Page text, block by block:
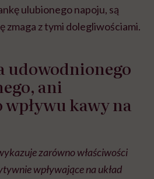
ulubionego napoju, są
zmaga z tymi dolegliwościami.
udowodnionego
ani
kawy na
zarówno właściwości
wpływające na układ